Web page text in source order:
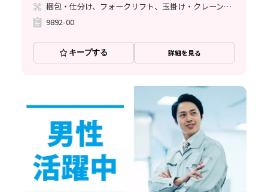
梱包・仕分け、フォークリフト、玉掛け・クレーン、その他
9892-00
キープする 詳細を見る